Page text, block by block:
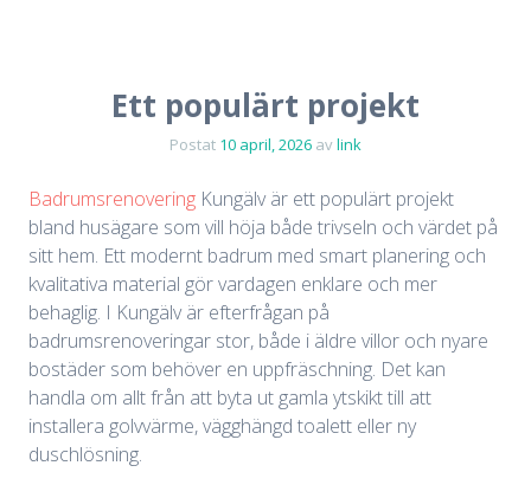
Ett populärt projekt
Postat 10 april, 2026 avlink
Badrumsrenovering Kungälv är ett populärt projekt
bland husägare som vill höja både trivseln och värdet på
sitt hem. Ett modernt badrum med smart planering och
kvalitativa material gör vardagen enklare och mer
behaglig. I Kungälv är efterfrågan på
badrumsrenoveringar stor, både i äldre villor och nyare
bostäder som behöver en uppfräschning. Det kan
handla om allt från att byta ut gamla ytskikt till att
installera golvvärme, vägghängd toalett eller ny
duschlösning.